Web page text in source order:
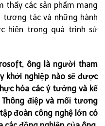
thấy các sản phẩm mang
tác và những hành
hiện trong quá trình sử
ông là người tham
khởi nghiệp nào sẽ được
hóa các ý tưởng và kế
Thông điệp và mối tương
đoàn công nghệ lớn có